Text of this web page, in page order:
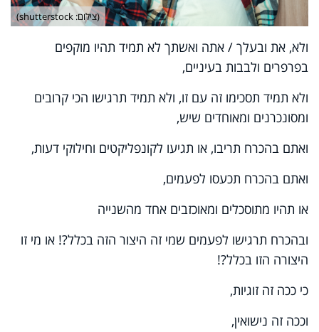
(צילום: shutterstock)
ולא, את ובעלך / אתה ואשתך לא תמיד תהיו מוקפים
בפרפרים ולבבות בעיניים,
ולא תמיד תסכימו זה עם זו, ולא תמיד תרגישו הכי קרובים
ומסונכרנים ומאוחדים שיש,
ואתם בהכרח תריבו, או תגיעו לקונפליקטים וחילוקי דעות,
ואתם בהכרח תכעסו לפעמים,
או תהיו מתוסכלים ומאוכזבים אחד מהשנייה
ובהכרח תרגישו לפעמים שמי זה היצור הזה בכלל?! או מי זו
היצורה הזו בכלל?!
כי ככה זה זוגיות,
וככה זה נישואין,